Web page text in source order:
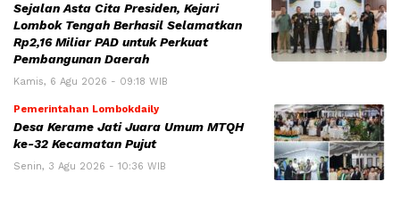
Sejalan Asta Cita Presiden, Kejari
Lombok Tengah Berhasil Selamatkan
Rp2,16 Miliar PAD untuk Perkuat
Pembangunan Daerah
Kamis, 6 Agu 2026 - 09:18 WIB
Pemerintahan Lombokdaily
Desa Kerame Jati Juara Umum MTQH
ke-32 Kecamatan Pujut
Senin, 3 Agu 2026 - 10:36 WIB